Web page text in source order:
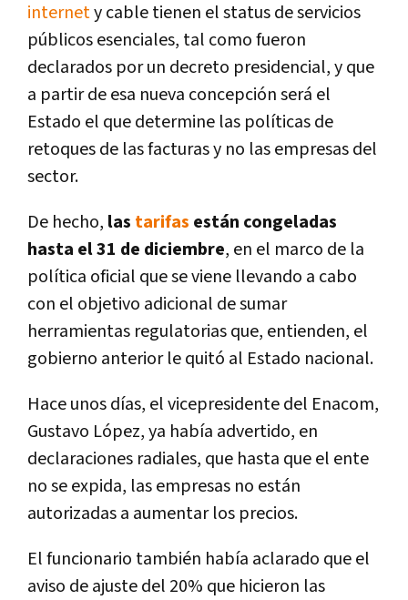
internety cable tienen el status de servicios
públicos esenciales, tal como fueron
declarados por un decreto presidencial, y que
a partir de esa nueva concepción será el
Estado el que determine las políticas de
retoques de las facturas y no las empresas del
sector.
De hecho, las tarifas están congeladas
hasta el 31 de diciembre, en el marco de la
política oficial que se viene llevando a cabo
con el objetivo adicional de sumar
herramientas regulatorias que, entienden, el
gobierno anterior le quitó al Estado nacional.
Hace unos días, el vicepresidente del Enacom,
Gustavo López, ya había advertido, en
declaraciones radiales, que hasta que el ente
no se expida, las empresas no están
autorizadas a aumentar los precios.
El funcionario también había aclarado que el
aviso de ajuste del 20% que hicieron las